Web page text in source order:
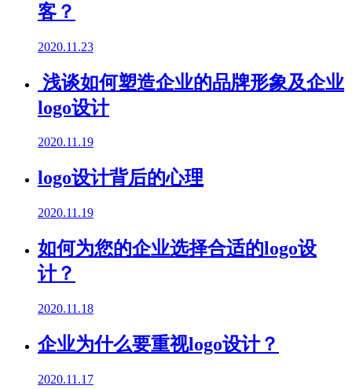
客？
2020.11.23
浅谈如何塑造企业的品牌形象及企业
logo设计
2020.11.19
logo设计背后的心理
2020.11.19
如何为您的企业选择合适的logo设
计？
2020.11.18
企业为什么要重视logo设计？
2020.11.17